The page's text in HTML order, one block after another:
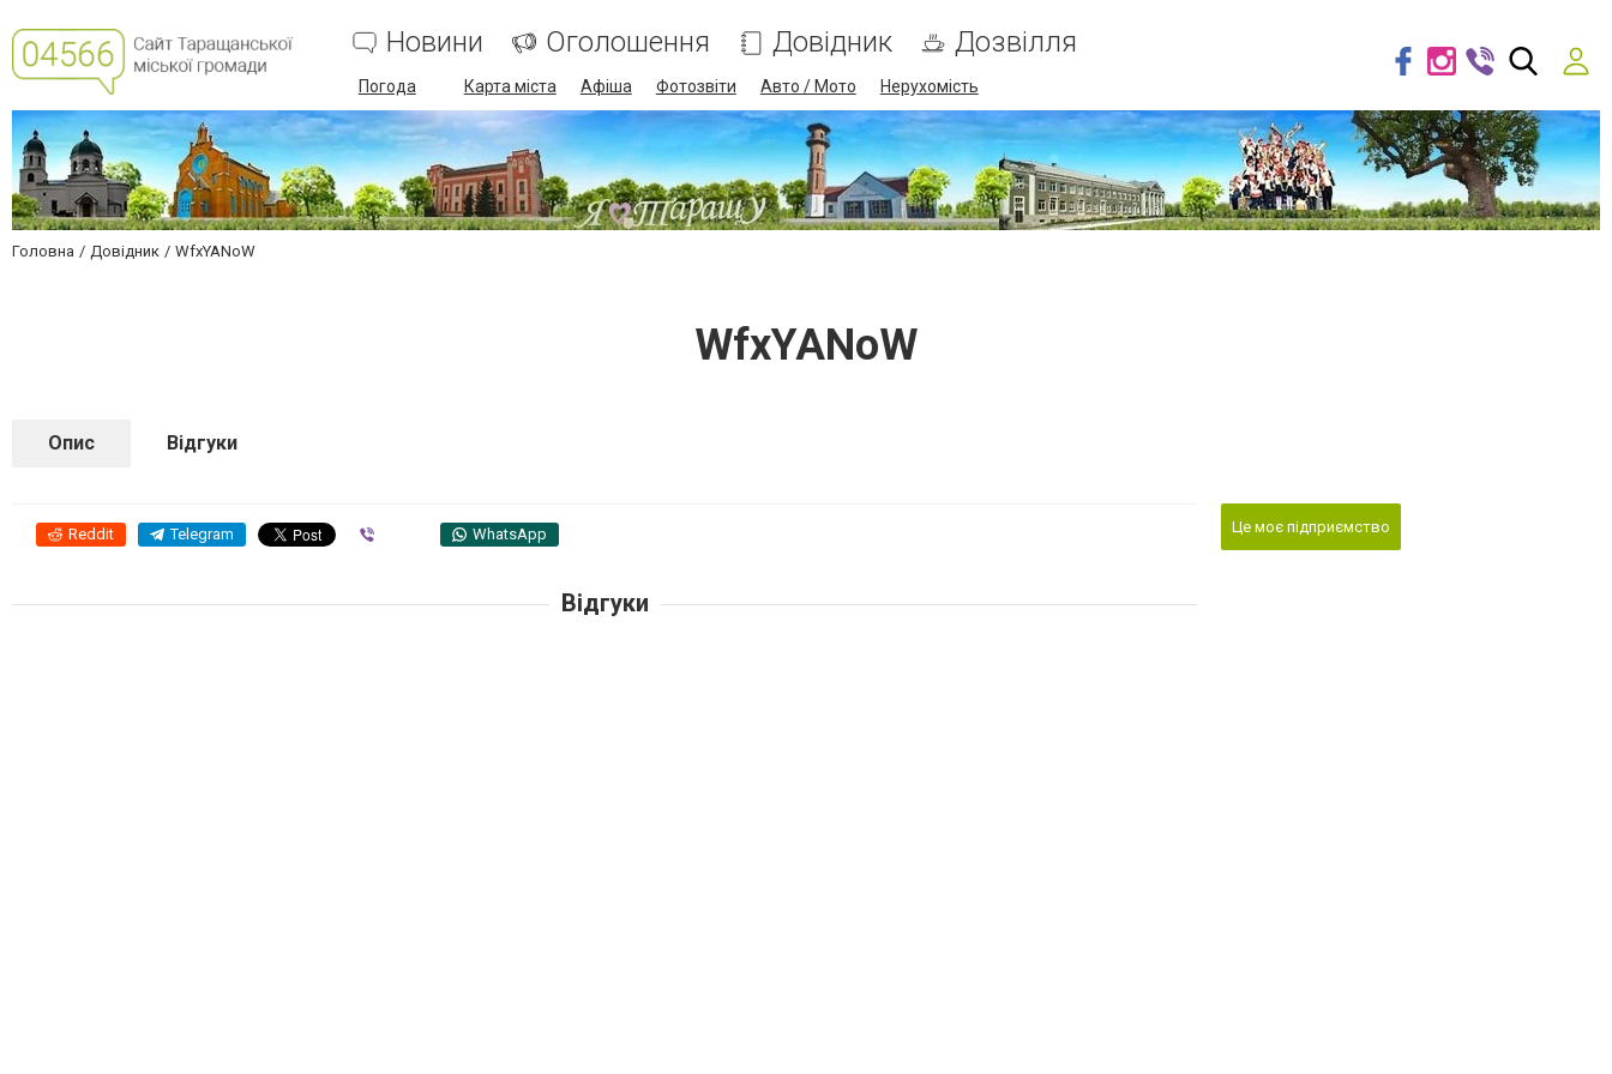
Новини Оголошення Довідник Дозвілля
Погода Карта міста Афіша Фотозвіти Авто / Мото Нерухомість
Головна Довідник WfxYANoW
WfxYANoW
Опис Відгуки
Reddit Telegram WhatsApp Це моє підприємство
Відгуки